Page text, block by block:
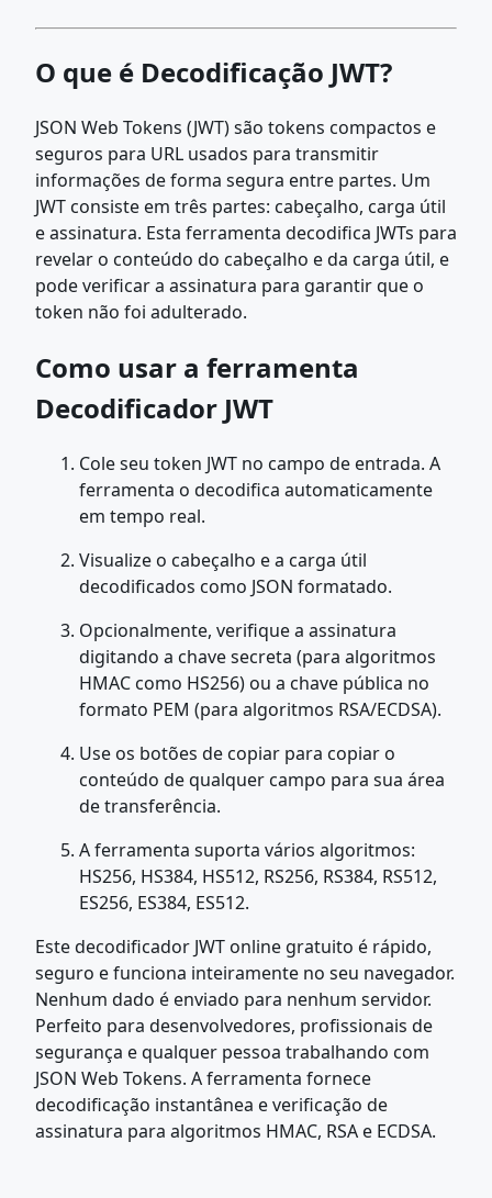
O que é Decodificação JWT?
JSON Web Tokens (JWT) são tokens compactos e
seguros para URL usados para transmitir
informações de forma segura entre partes. Um
JWT consiste em três partes: cabeçalho, carga útil
e assinatura. Esta ferramenta decodifica JWTs para
revelar o conteúdo do cabeçalho e da carga útil, e
pode verificar a assinatura para garantir que o
token não foi adulterado.
Como usar a ferramenta
Decodificador JWT
Cole seu token JWT no campo de entrada. A
ferramenta o decodifica automaticamente
em tempo real.
Visualize o cabeçalho e a carga útil
decodificados como JSON formatado.
Opcionalmente, verifique a assinatura
digitando a chave secreta (para algoritmos
HMAC como HS256) ou a chave pública no
formato PEM (para algoritmos RSA/ECDSA).
Use os botões de copiar para copiar o
conteúdo de qualquer campo para sua área
de transferência.
A ferramenta suporta vários algoritmos:
HS256, HS384, HS512, RS256, RS384, RS512,
ES256, ES384, ES512.
Este decodificador JWT online gratuito é rápido,
seguro e funciona inteiramente no seu navegador.
Nenhum dado é enviado para nenhum servidor.
Perfeito para desenvolvedores, profissionais de
segurança e qualquer pessoa trabalhando com
JSON Web Tokens. A ferramenta fornece
decodificação instantânea e verificação de
assinatura para algoritmos HMAC, RSA e ECDSA.